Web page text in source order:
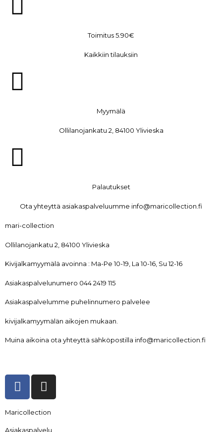
Toimitus 5.90€
Kaikkiin tilauksiin
Myymälä
Ollilanojankatu 2, 84100 Ylivieska
Palautukset
Ota yhteyttä asiakaspalveluumme info@maricollection.fi
mari-collection
Ollilanojankatu 2, 84100 Ylivieska
Kivijalkamyymälä avoinna : Ma-Pe 10-19, La 10-16, Su 12-16
Asiakaspalvelunumero 044 2419 115
Asiakaspalvelumme puhelinnumero palvelee
kivijalkamyymälän aikojen mukaan.
Muina aikoina ota yhteyttä sähköpostilla info@maricollection.fi
Maricollection
Asiakaspalvelu